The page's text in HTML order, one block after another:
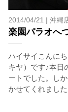
2014/04/21 | 沖縄
楽園パラオへ
ハイサイこんに
キヤ）です♪本日
ートでした。し
かせてくれまし